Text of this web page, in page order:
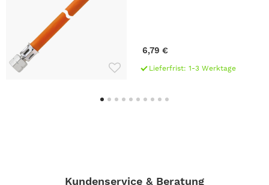
6,79 €
Lieferfrist: 1-3 Werktage
Kundenservice & Beratung